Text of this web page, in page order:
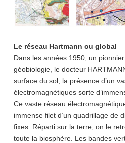
Le réseau Hartmann ou global
Dans les années 1950, un
géobiologie, le docteur
surface du sol, la présence d’un
électromagnétiques sorte
Ce vaste réseau
immense filet d’un quadrillage de
fixes. Réparti sur la terre, on le
toute la biosphère. Les bandes